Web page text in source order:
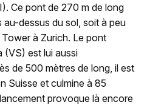
Ce pont de 270 m de long
dessus du sol, soit à peu
à Zurich. Le pont
(VS) est lui aussi
de 500 mètres de long, il est
Suisse et culmine à 85
provoque là encore